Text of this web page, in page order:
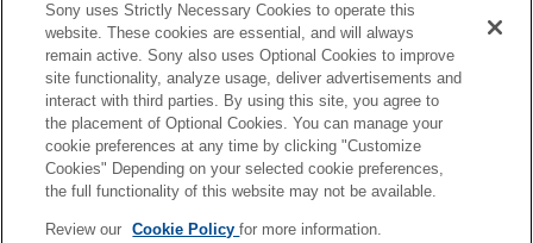
Zobrazenie
Zmena nastavení fotoaparátu
Funkcie dostupné so smartfónom
Používanie počítača
Sony uses Strictly Necessary Cookies to operate this
website. These cookies are essential, and will always
remain active. Sony also uses Optional Cookies to improve
site functionality, analyze usage, deliver advertisements and
interact with third parties. By using this site, you agree to
the placement of Optional Cookies. You can manage your
cookie preferences at any time by clicking "Customize
Cookies" Depending on your selected cookie preferences,
the full functionality of this website may not be available.
Review our Cookie Policyfor more information.